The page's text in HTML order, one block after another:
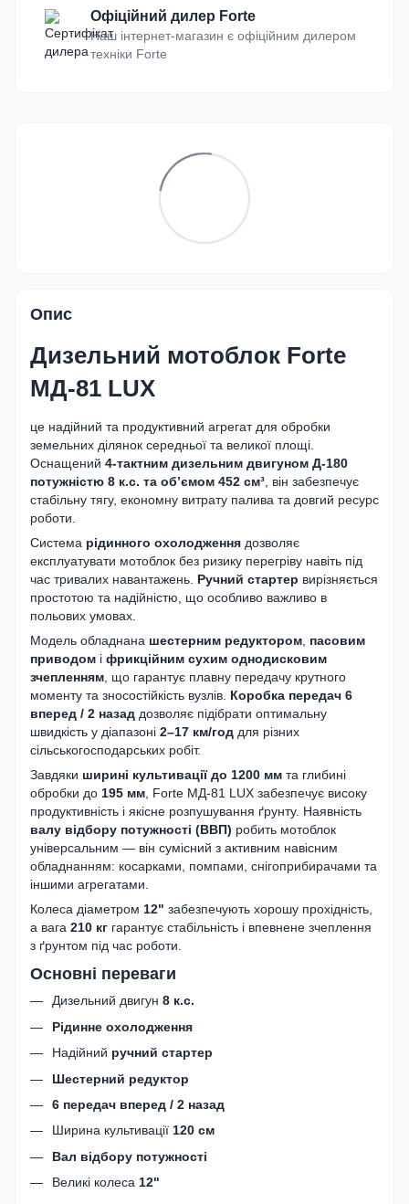
Офіційний дилер Forte
Наш інтернет-магазин є офіційним дилером
техніки Forte
Опис
Дизельний мотоблок Forte
МД-81 LUX
це надійний та продуктивний агрегат для обробки
земельних ділянок середньої та великої площі.
Оснащений 4-тактним дизельним двигуном Д-180
потужністю 8 к.с. та об’ємом 452 см³ , він забезпечує
стабільну тягу, економну витрату палива та довгий ресурс
роботи.
Система рідинного охолодження дозволяє
експлуатувати мотоблок без ризику перегріву навіть під
час тривалих навантажень. Ручний стартер вирізняється
простотою та надійністю, що особливо важливо в
польових умовах.
Модель обладнана шестерним редуктором пасовим
приводом і фрикційним сухим однодисковим
зчепленням , що гарантує плавну передачу крутного
моменту та зносостійкість вузлів. Коробка передач 6
вперед / 2 назад дозволяє підібрати оптимальну
швидкість у діапазоні 2–17 км/год для різних
сільськогосподарських робіт.
Завдяки ширині культивації до 1200 мм та глибині
обробки до 195 мм , Forte МД-81 LUX забезпечує високу
продуктивність і якісне розпушування ґрунту. Наявність
валу відбору потужності (ВВП) робить мотоблок
універсальним — він сумісний з активним навісним
обладнанням: косарками, помпами, снігоприбирачами та
іншими агрегатами.
Колеса діаметром 12" забезпечують хорошу прохідність,
а вага 210 кг гарантує стабільність і впевнене зчеплення
з ґрунтом під час роботи.
Основні переваги
Дизельний двигун 8 к.с.
Рідинне охолодження
Надійний ручний стартер
Шестерний редуктор
6 передач вперед / 2 назад
Ширина культивації 120 см
Вал відбору потужності
Великі колеса 12"